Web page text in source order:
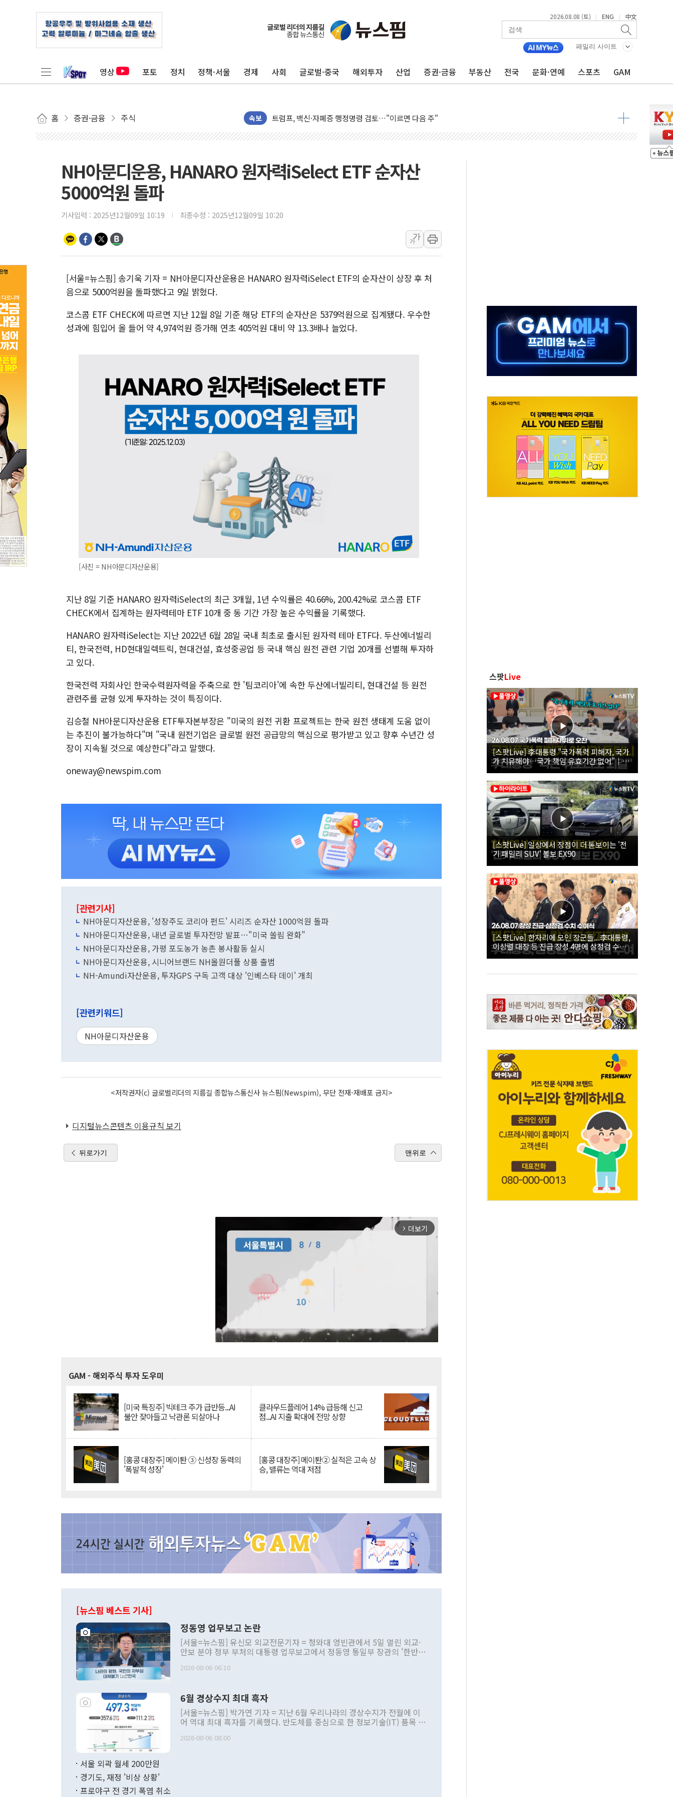
2026.08.08 (토) | ENG | 中文
패밀리 사이트
영상 포토 정치 정책·서울 경제 사회 글로벌·중국 해외투자 산업 증권·금융 부동산 전국 문화·연예 스포츠 GAM
홈 증권·금융 주식 속보
뉴욕증시, 고용 쇼크에 금리 인상 우려 후퇴…S&P500 최고치
트럼프, 쿡 연준 이사 해임 재추진…"26일까지 의혹 소명" 요구
미 연준 매파 기세 꺾이나…고용 감소에 9월 동결 전망 우세
[종합] 이슬람 수니파 3국, '공동방위협정' 체결… 이스라엘·이란 위협에 맞설 자체 억지력 강화
美 항소법원, 백악관 무도회장 공사 중단 명령…트럼프 제동
이란 핵심 원유 수출항 '하르그섬', 최근 1주일 이상 '올스톱'… 美 해상봉쇄 영향
[AI MY 뉴스] 뉴욕 반도체주 프리뷰...美 고용 쇼크에 반도체주 '활짝'
뉴욕증시 프리뷰, 美 고용 쇼크에 금리 인상 우려 후퇴…나스닥 선물 1%대 상승
보훈부, 미 DPAA와 MOU… "6·25 미군 실종자 7359명 끝까지 찾겠다"
트럼프 "금리 내려야"…파월 때와 달리 워시엔 톤 낮춰
李 "해남 태양광, 대한민국 다음 100년 밑거름…수도권 집중 완화 전환점"
트럼프, 中 겨냥 폴리실리콘 관세 15% 부과…美 태양광주 급등
NH아문디운용, HANARO 원자력iSelect ETF 순자산
5000억원 돌파
기사입력 : 2025년12월09일 10:19 최종수정 : 2025년12월09일 10:20
가
가
[서울=뉴스핌] 송기욱 기자 = NH아문디자산운용은 HANARO 원자력iSelect ETF의 순자산이 상장 후 처
음으로 5000억원을 돌파했다고 9일 밝혔다.
코스콤 ETF CHECK에 따르면 지난 12월 8일 기준 해당 ETF의 순자산은 5379억원으로 집계됐다. 우수한
성과에 힘입어 올 들어 약 4,974억원 증가해 연초 405억원 대비 약 13.3배나 늘었다.
[사진 = NH아문디자산운용]
지난 8일 기준 HANARO 원자력iSelect의 최근 3개월, 1년 수익률은 40.66%, 200.42%로 코스콤 ETF
CHECK에서 집계하는 원자력테마 ETF 10개 중 동 기간 가장 높은 수익률을 기록했다.
HANARO 원자력iSelect는 지난 2022년 6월 28일 국내 최초로 출시된 원자력 테마 ETF다. 두산에너빌리
티, 한국전력, HD현대일렉트릭, 현대건설, 효성중공업 등 국내 핵심 원전 관련 기업 20개를 선별해 투자하
고 있다.
한국전력 자회사인 한국수력원자력을 주축으로 한 '팀코리아'에 속한 두산에너빌리티, 현대건설 등 원전
관련주를 균형 있게 투자하는 것이 특징이다.
김승철 NH아문디자산운용 ETF투자본부장은 "미국의 원전 귀환 프로젝트는 한국 원전 생태계 도움 없이
는 추진이 불가능하다"며 "국내 원전기업은 글로벌 원전 공급망의 핵심으로 평가받고 있고 향후 수년간 성
장이 지속될 것으로 예상한다"라고 말했다.
oneway@newspim.com
[관련기사]
NH아문디자산운용, '성장주도 코리아 펀드' 시리즈 순자산 1000억원 돌파
NH아문디자산운용, 내년 글로벌 투자전망 발표…"미국 쏠림 완화"
NH아문디자산운용, 가평 포도농가 농촌 봉사활동 실시
NH아문디자산운용, 시니어브랜드 NH올원더풀 상품 출범
NH-Amundi자산운용, 투자GPS 구독 고객 대상 '인베스타 데이' 개최
[관련키워드]
NH아문디자산운용
<저작권자(c) 글로벌리더의 지름길 종합뉴스통신사 뉴스핌(Newspim), 무단 전재-재배포 금지>
디지털뉴스콘텐츠 이용규칙 보기
뒤로가기 맨위로
arrow_forward_ios 더보기
GAM - 해외주식 투자 도우미
[미국 특징주] 빅테크 주가 급반등...AI
불안 잦아들고 낙관론 되살아나
클라우드플레어 14% 급등해 신고
점...AI 지출 확대에 전망 상향
[홍콩 대장주] 메이퇀 ③ 신성장 동력의
'폭발적 성장'
[홍콩 대장주] 메이퇀② 실적은 고속 상
승, 밸류는 역대 저점
[뉴스핌 베스트 기사]
정동영 업무보고 논란
[서울=뉴스핌] 유신모 외교전문기자 = 청와대 영빈관에서 5일 열린 외교·
안보 분야 정부 부처의 대통령 업무보고에서 정동영 통일부 장관의 '한반도
발언 중에는 정부 내 조율을 거치지 않은 사안을 정책으로 추진하겠다고 공
주의적 희망에 근거한 비현실적 구상'이라는 비판을 내놨다. 그동안 정 장
관의 대북 정책 관련 발언이 물의를 빚은 적은 여러 번 있지만 대통령과 유
관 부처 장관이 공개적으로 부정적 입장을 표명한 것은 이례적이다. 정 장
관의 무리한 대북 접근법과 월권을 제어해야 한다는 목소리도 높아지고 있
다. [정동영 통일부 장관이 지난달 23일 오후 서울 종로구 정부서울청사에
2026-08-06 06:10
6월 경상수지 최대 흑자
[서울=뉴스핌] 박가연 기자 = 지난 6월 우리나라의 경상수지가 전월에 이
어 역대 최대 흑자를 기록했다. 반도체를 중심으로 한 정보기술(IT) 품목 수
료=한국은행] 한국은행이 6일 발표한 '2026년 6월 국제수지(잠정)'에 따르
2026-08-06 08:00
서울 외곽 월세 200만원
경기도, 재정 '비상 상황'
프로야구 전 경기 폭염 취소
스팟Live
[스팟Live] 李대통령 "국가폭력 피해자, 국가
가 치유해야…국가 책임 유효기간 없어"｜
26.08.07 국가폭력 피해자 위로 오찬
[스팟Live] 일상에서 장점이 더 돋보이는 '전
기 패밀리 SUV' 볼보 EX90
[스팟Live] 한자리에 모인 장군들...李대통령,
이상렬 대장 등 진급 장성 4명에 삼정검 수치
직접 수여｜26.08.07 장성 진급·삼정검 수치